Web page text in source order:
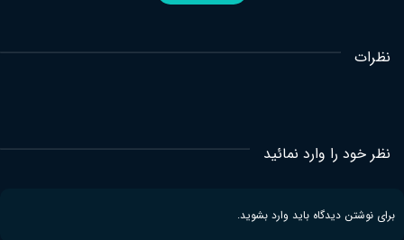
را وارد نمائید
دیدگاه بایدوارد بشوید.